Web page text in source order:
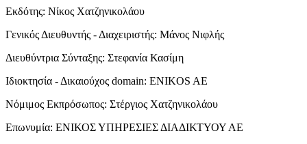
Εκδότης: Νίκος Χατζηνικολάου
Γενικός Διευθυντής - Διαχειριστής: Μάνος Νιφλής
Διευθύντρια Σύνταξης: Στεφανία Κασίμη
Ιδιοκτησία - Δικαιούχος domain: ENIKOS AE
Νόμιμος Εκπρόσωπος: Στέργιος Χατζηνικολάου
Επωνυμία: ΕΝΙΚΟΣ ΥΠΗΡΕΣΙΕΣ ΔΙΑΔΙΚΤΥΟΥ ΑΕ